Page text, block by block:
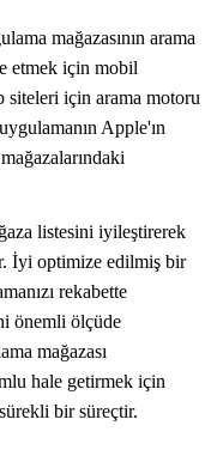
mağazasının arama
etmek için mobil
siteleri için arama motoru
Apple'ın
listesini iyileştirerek
İyi optimize edilmiş bir
rekabette
önemli ölçüde
mağazası
hale getirmek için
bir süreçtir.